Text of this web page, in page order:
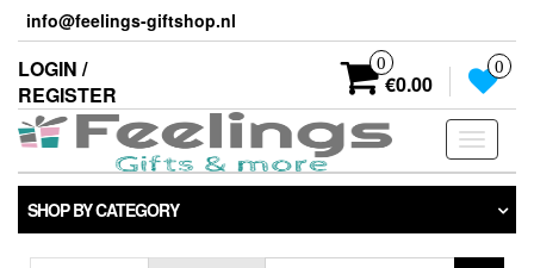
Skip
the
content
info@feelings-giftshop.nl
LOGIN /
REGISTER
0
€0.00
0
Toggle
SHOP BY CATEGORY